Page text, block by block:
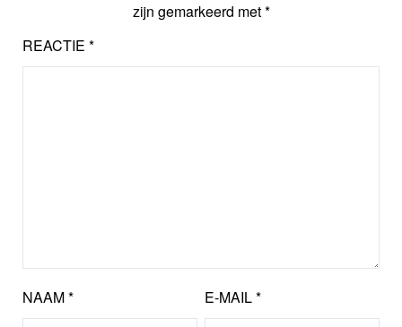
zijn gemarkeerd met*
REACTIE *
NAAM* E-MAIL*